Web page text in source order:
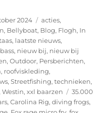
2024 Categorieën
acties,
, Bellyboat, Blog, Flogh, In
, laatste nieuws,
, nieuw bij, nieuw bij
,Outdoor, Persberichten,
, roofviskleding,
,Streetfishing,technieken,
,Westin,xxl baarzen Tags
35.000
,Carolina Rig,diving frogs,